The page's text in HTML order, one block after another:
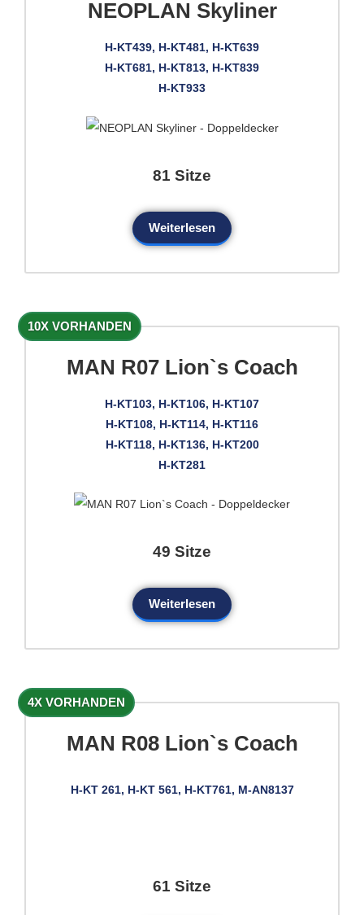
NEOPLAN Skyliner
H-KT439, H-KT481, H-KT639
H-KT681, H-KT813, H-KT839
H-KT933
81 Sitze
Weiterlesen
10X VORHANDEN
MAN R07 Lion`s Coach
H-KT103, H-KT106, H-KT107
H-KT108, H-KT114, H-KT116
H-KT118, H-KT136, H-KT200
H-KT281
49 Sitze
Weiterlesen
4X VORHANDEN
MAN R08 Lion`s Coach
H-KT 261, H-KT 561, H-KT761, M-AN8137
61 Sitze